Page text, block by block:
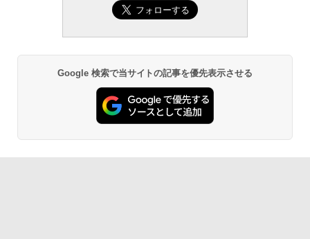
Google 検索で当サイトの記事を優先表示させる